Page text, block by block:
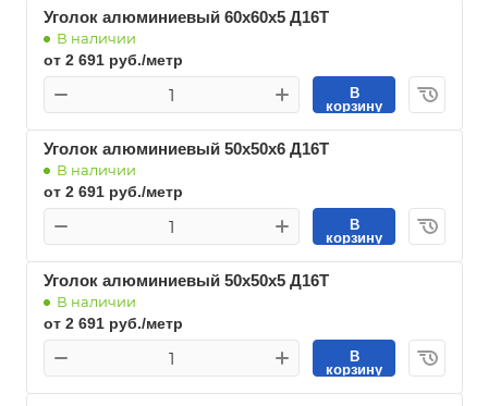
Уголок алюминиевый 60х60х5 Д16Т
В наличии
от 2 691 руб./метр
В
корзину
Уголок алюминиевый 50х50х6 Д16Т
В наличии
от 2 691 руб./метр
В
корзину
Уголок алюминиевый 50х50х5 Д16Т
В наличии
от 2 691 руб./метр
В
корзину